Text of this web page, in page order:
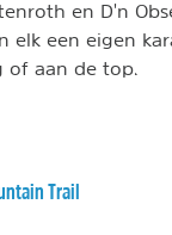
en D'n
elk een eigen
of aan de top.
Trail